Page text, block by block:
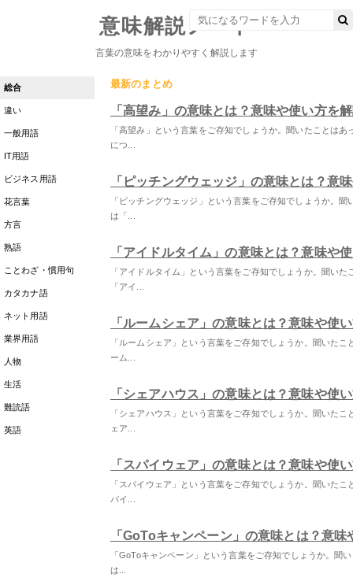
意味解説ノート
言葉の意味をわかりやすく解説します
総合
違い
一般用語
IT用語
ビジネス用語
花言葉
方言
熟語
ことわざ・慣用句
カタカナ語
ネット用語
業界用語
人物
生活
難読語
英語
最新のまとめ
「高望み」の意味とは？意味や使い方を
「高望み」という言葉をご存知でしょうか。聞いたことは
につ...
「ピッチングウェッジ」の意味とは？意
「ピッチングウェッジ」という言葉をご存知でしょうか。
は「...
「アイドルタイム」の意味とは？意味や
「アイドルタイム」という言葉をご存知でしょうか。聞い
「アイ...
「ルームシェア」の意味とは？意味や使
「ルームシェア」という言葉をご存知でしょうか。聞いた
ーム...
「シェアハウス」の意味とは？意味や使
「シェアハウス」という言葉をご存知でしょうか。聞いた
ェア...
「スパイウェア」の意味とは？意味や使
「スパイウェア」という言葉をご存知でしょうか。聞いた
パイ...
「GoToキャンペーン」の意味とは？意味
「GoToキャンペーン」という言葉をご存知でしょうか。聞
は...